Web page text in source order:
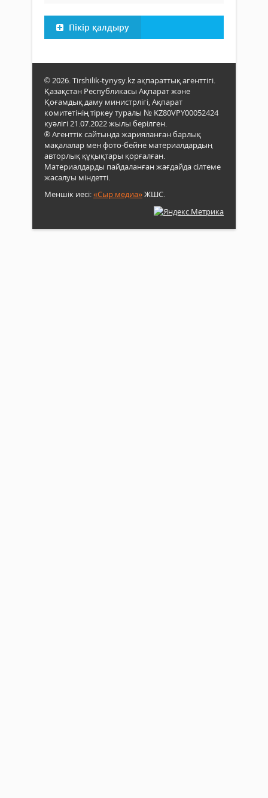
Пікір қалдыру
© 2026. Tirshilik-tynysy.kz ақпараттық агенттігі.
Қазақстан Республикасы Ақпарат және
Қоғамдық даму министрлігі, Ақпарат
комитетінің тіркеу туралы № KZ80VPY00052424
куәлігі 21.07.2022 жылы берілген.
® Агенттік сайтында жарияланған барлық
мақалалар мен фото-бейне материалдардың
авторлық құқықтары қорғалған.
Материалдарды пайдаланған жағдайда сілтеме
жасалуы міндетті.
Меншік иесі:«Сыр медиа»ЖШС.